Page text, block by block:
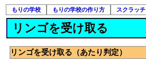
もりの学校 もりの学校の作り方 スクラッチ
リンゴを受け取る
リンゴを受け取る（あたり判定）